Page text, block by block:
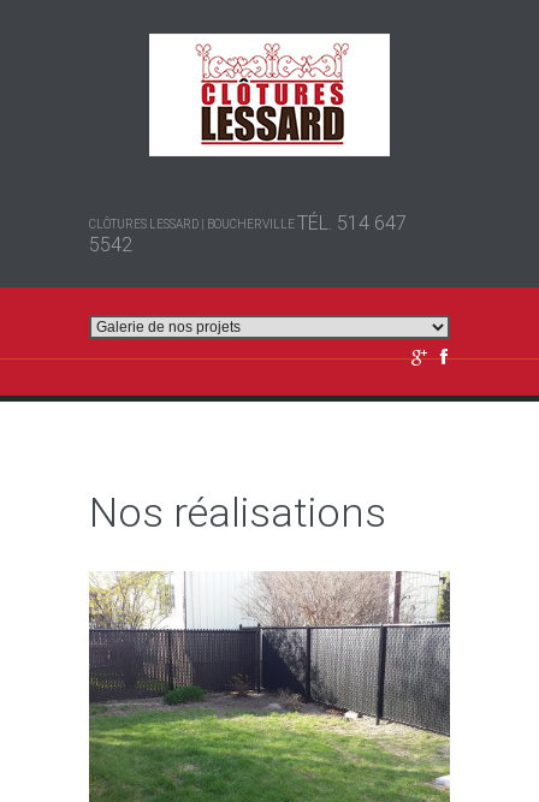
CLÔTURES LESSARD | BOUCHERVILLETÉL. 514 647
5542
Nos réalisations